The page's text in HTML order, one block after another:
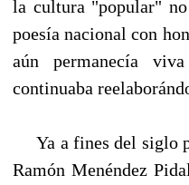
la cultura "popular"
poesía nacional con
aún permanecía
continuaba
Ya a fines del siglo
Ramón Menéndez